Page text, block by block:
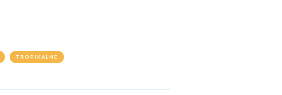
TROPIKALNE